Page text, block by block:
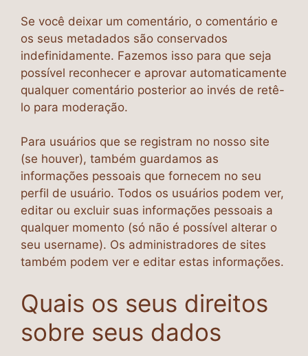
Se você deixar um comentário, o comentário e
os seus metadados são conservados
indefinidamente. Fazemos isso para que seja
possível reconhecer e aprovar automaticamente
qualquer comentário posterior ao invés de retê-
lo para moderação.
Para usuários que se registram no nosso site
(se houver), também guardamos as
informações pessoais que fornecem no seu
perfil de usuário. Todos os usuários podem ver,
editar ou excluir suas informações pessoais a
qualquer momento (só não é possível alterar o
seu username). Os administradores de sites
também podem ver e editar estas informações.
Quais os seus direitos
sobre seus dados